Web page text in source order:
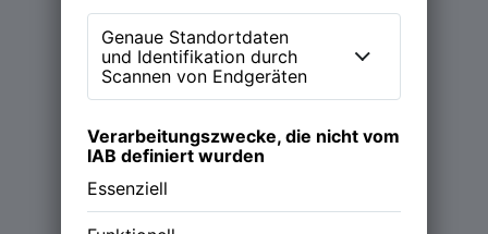
Magazin
Über NWX